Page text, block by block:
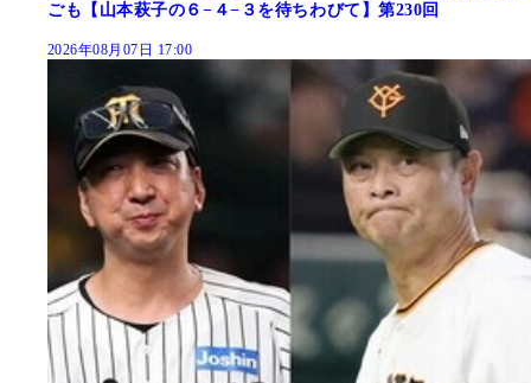
ごも【山本萩子の６−４−３を待ちわびて】第230回
2026年08月07日 17:00